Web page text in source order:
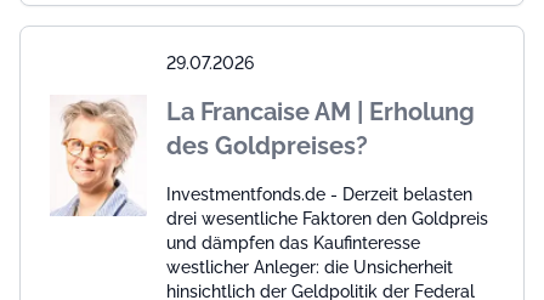
29.07.2026
La Francaise AM | Erholung
des Goldpreises?
Investmentfonds.de - Derzeit belasten
drei wesentliche Faktoren den Goldpreis
und dämpfen das Kaufinteresse
westlicher Anleger: die Unsicherheit
hinsichtlich der Geldpolitik der Federal